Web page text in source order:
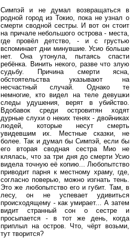
Симпэй и не думал возвращаться в
родной город из Токио, пока не узнал о
смерти сводной сестры. И вот он стоит
на причале небольшого острова - места,
где провёл детство, - и с грустью
вспоминает дни минувшие. Усио больше
нет. Она утонула, пытаясь спасти
ребёнка. Винить некого, разве что злую
судьбу. Причина смерти ясна,
обстоятельства указывают на
несчастный случай. Однако те
немногие, кто видел на теле девушки
следы удушения, верят в убийство.
Вдобавок среди островитян ходят
дурные слухи о неких тенях - двойниках
людей, которые несут смерть
увидевшим их. Местные сказки, не
более. Так и думал бы Симпэй, если бы
его вторая сводная сестра Мио не
клялась, что за три дня до смерти Усио
видела точную её копию... Любопытство
приводит парня к местному храму, где,
согласно поверью, можно изгнать тень.
Это же любопытство его и губит. Там, в
лесу, он не успевает удивиться
происходящему - как умирает... А затем
видит странный сон о сестре и
просыпается - в тот же день, когда
приплыл на остров. Что, чёрт возьми,
тут творится?